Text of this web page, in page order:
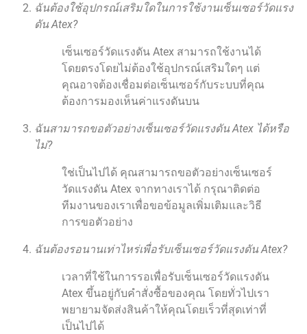
ฉันต้องใช้อุปกรณ์เสริมใดในการใช้งานเซ็นเซอร์วัดแรง
ดัน Atex?
เซ็นเซอร์วัดแรงดัน Atex สามารถใช้งานได้
โดยตรงโดยไม่ต้องใช้อุปกรณ์เสริมใดๆ แต่
คุณอาจต้องเชื่อมต่อเซ็นเซอร์กับระบบที่คุณ
ต้องการมองเห็นค่าแรงดันบน
ฉันสามารถขอตัวอย่างเซ็นเซอร์วัดแรงดัน Atex ได้หรือ
ไม่?
ใช่เป็นไปได้ คุณสามารถขอตัวอย่างเซ็นเซอร์
วัดแรงดัน Atex จากทางเราได้ กรุณาติดต่อ
ทีมงานของเราเพื่อขอข้อมูลเพิ่มเติมและวิธี
การขอตัวอย่าง
ฉันต้องรอนานเท่าไหร่เพื่อรับเซ็นเซอร์วัดแรงดัน Atex?
เวลาที่ใช้ในการรอเพื่อรับเซ็นเซอร์วัดแรงดัน
Atex ขึ้นอยู่กับคำสั่งซื้อของคุณ โดยทั่วไปเรา
พยายามจัดส่งสินค้าให้คุณโดยเร็วที่สุดเท่าที่
เป็นไปได้